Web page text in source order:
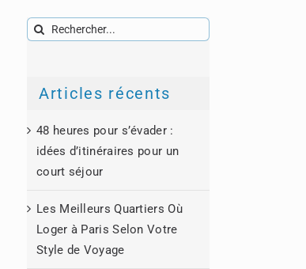
Rechercher:
Articles récents
48 heures pour s’évader :
idées d’itinéraires pour un
court séjour
Les Meilleurs Quartiers Où
Loger à Paris Selon Votre
Style de Voyage